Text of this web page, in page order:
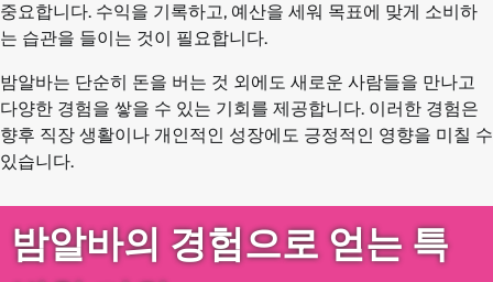
중요합니다. 수익을 기록하고, 예산을 세워 목표에 맞게 소비하
는 습관을 들이는 것이 필요합니다.
밤알바는 단순히 돈을 버는 것 외에도 새로운 사람들을 만나고
다양한 경험을 쌓을 수 있는 기회를 제공합니다. 이러한 경험은
향후 직장 생활이나 개인적인 성장에도 긍정적인 영향을 미칠 수
있습니다.
밤알바의 경험으로 얻는 특